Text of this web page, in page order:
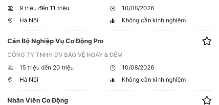
9 triệu đến 11 triệu
10/08/2026
Hà Nội
Không cần kinh nghiệm
Cán Bộ Nghiệp Vụ Cơ Động Pro
CÔNG TY TNHH DV BẢO VỆ NGÀY & ĐÊM
15 triệu đến 20 triệu
10/08/2026
Hà Nội
Không cần kinh nghiệm
Nhân Viên Cơ Động